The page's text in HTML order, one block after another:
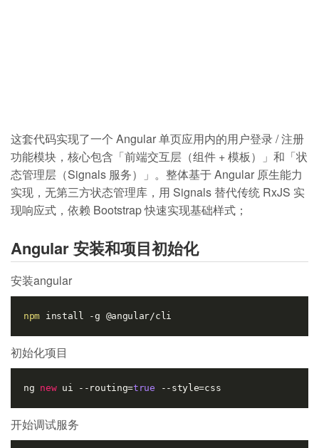
这套代码实现了一个 Angular 单页应用内的用户登录 / 注册
功能模块，核心包含「前端交互层（组件 + 模板）」和「状
态管理层（Signals 服务）」。整体基于 Angular 原生能力
实现，无第三方状态管理库，用 Signals 替代传统 RxJS 实
现响应式，依赖 Bootstrap 快速实现基础样式；
Angular 安装和项目初始化
安装angular
npm
初始化项目
ng new ui --routing=true
开始调试服务